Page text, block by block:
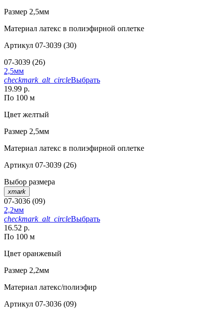
Размер 2,5мм
Материал латекс в полиэфирной оплетке
Артикул 07-3039 (30)
07-3039 (26)
2,5мм
checkmark_alt_circleВыбрать
19.99 р.
По 100 м
Цвет желтый
Размер 2,5мм
Материал латекс в полиэфирной оплетке
Артикул 07-3039 (26)
Выбор размера
xmark
07-3036 (09)
2,2мм
checkmark_alt_circleВыбрать
16.52 р.
По 100 м
Цвет оранжевый
Размер 2,2мм
Материал латекс/полиэфир
Артикул 07-3036 (09)